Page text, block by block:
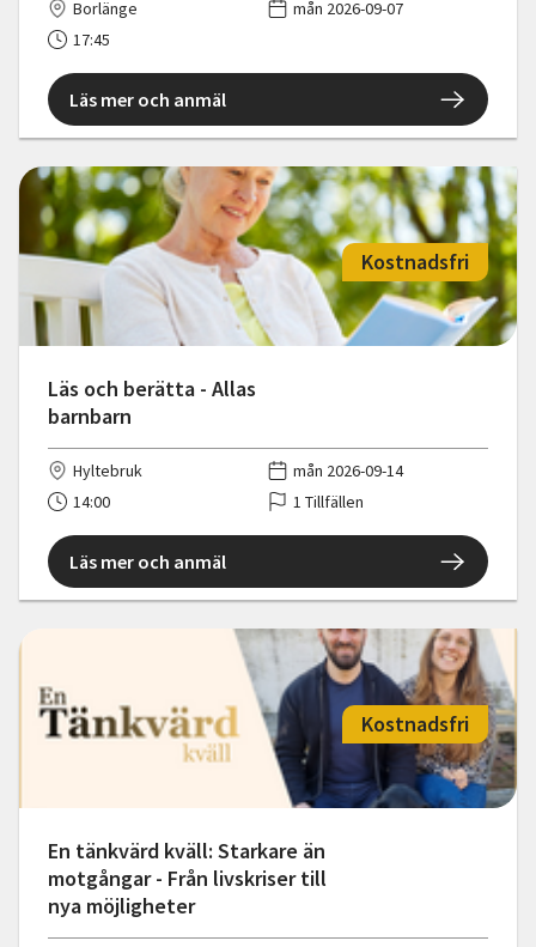
Borlänge
mån 2026-09-07
17:45
Läs mer och anmäl
Läs och berätta - Allas
barnbarn
Kostnadsfri
Hyltebruk
mån 2026-09-14
14:00
1 Tillfällen
Läs mer och anmäl
En tänkvärd kväll: Starkare än
motgångar - Från livskriser till
nya möjligheter
Kostnadsfri